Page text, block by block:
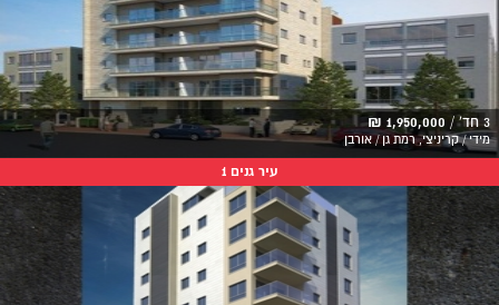
3 חד' / 1,950,000 ₪
מידי / קריניצי, רמת גן / אורבן
עיר גנים 1